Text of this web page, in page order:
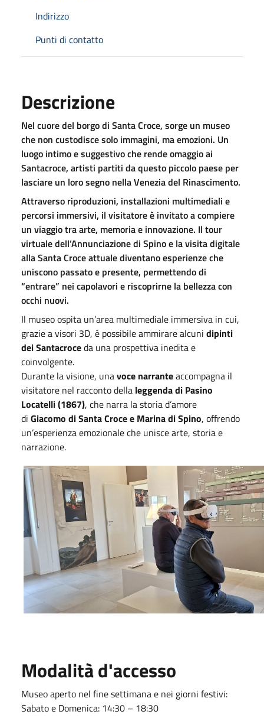
Indirizzo
Punti di contatto
Descrizione
Nel cuore del borgo di Santa Croce, sorge un museo
che non custodisce solo immagini, ma emozioni. Un
luogo intimo e suggestivo che rende omaggio ai
Santacroce, artisti partiti da questo piccolo paese per
lasciare un loro segno nella Venezia del Rinascimento.
Attraverso riproduzioni, installazioni multimediali e
percorsi immersivi, il visitatore è invitato a compiere
un viaggio tra arte, memoria e innovazione. Il tour
virtuale dell’Annunciazione di Spino e la visita digitale
alla Santa Croce attuale diventano esperienze che
uniscono passato e presente, permettendo di
“entrare” nei capolavori e riscoprirne la bellezza con
occhi nuovi.
Il museo ospita un’area multimediale immersiva in cui,
grazie a visori 3D, è possibile ammirare alcuni dipinti
dei Santacroceda una prospettiva inedita e
coinvolgente.
Durante la visione, unavoce narranteaccompagna il
visitatore nel racconto della leggenda di Pasino
Locatelli (1867), che narra la storia d’amore
di Giacomo di Santa Croce e Marina di Spino, offrendo
un’esperienza emozionale che unisce arte, storia e
narrazione.
Modalità d'accesso
Museo aperto nel fine settimana e nei giorni festivi:
Sabato e Domenica: 14:30 – 18:30